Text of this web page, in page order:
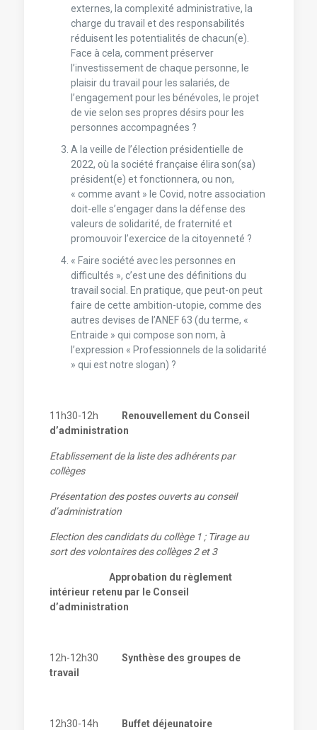
externes, la complexité administrative, la
charge du travail et des responsabilités
réduisent les potentialités de chacun(e).
Face à cela, comment préserver
l’investissement de chaque personne, le
plaisir du travail pour les salariés, de
l’engagement pour les bénévoles, le projet
de vie selon ses propres désirs pour les
personnes accompagnées ?
A la veille de l’élection présidentielle de
2022, où la société française élira son(sa)
président(e) et fonctionnera, ou non,
« comme avant » le Covid, notre association
doit-elle s’engager dans la défense des
valeurs de solidarité, de fraternité et
promouvoir l’exercice de la citoyenneté ?
« Faire société avec les personnes en
difficultés », c’est une des définitions du
travail social. En pratique, que peut-on peut
faire de cette ambition-utopie, comme des
autres devises de l’ANEF 63 (du terme, «
Entraide » qui compose son nom, à
l’expression « Professionnels de la solidarité
» qui est notre slogan) ?
11h30-12h
Renouvellement du Conseil
d’administration
Etablissement de la liste des adhérents par
collèges
Présentation des postes ouverts au conseil
d’administration
Election des candidats du collège 1 ; Tirage au
sort des volontaires des collèges 2 et 3
Approbation du règlement
intérieur retenu par le Conseil
d’administration
12h-12h30 Synthèse des groupes de
travail
12h30-14h Buffet déjeunatoire